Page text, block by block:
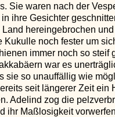
Sie waren nach der
ihre Gesichter
hereingebrochen
noch fester um
immer noch so
war es
sie so unauffällig wie
seit längerer Zeit
Adelind zog die
ihr Maßlosigkeit